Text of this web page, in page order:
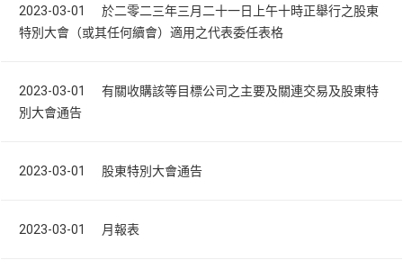
2023-03-01 於二零二三年三月二十一日上午十時正舉行之股東
特別大會（或其任何續會）適用之代表委任表格
2023-03-01 有關收購該等目標公司之主要及關連交易及股東特
別大會通告
2023-03-01 股東特別大會通告
2023-03-01 月報表